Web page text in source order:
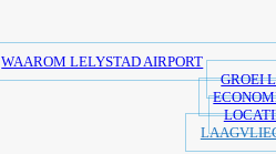
WAAROM LELYSTAD AIRPORT
GROEI